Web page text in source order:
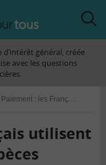
général, créée
avec les questions
Paiement : les Français utilisent moins les espèces
utilisent